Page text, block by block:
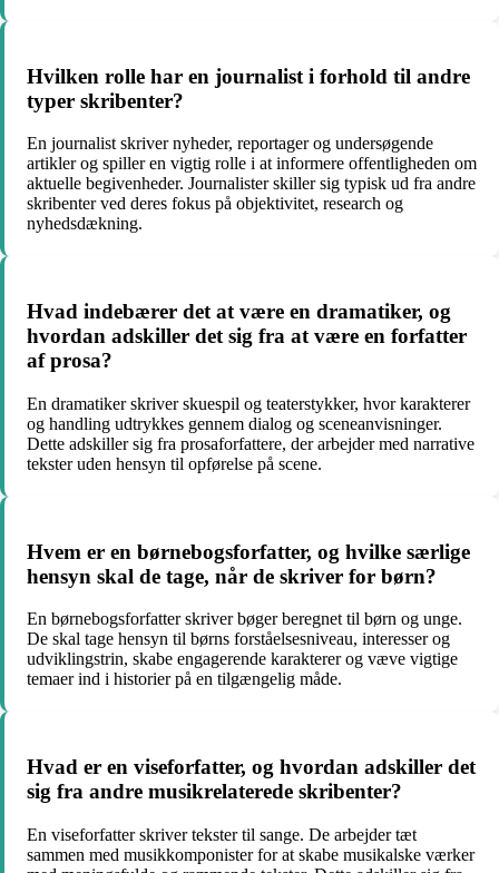
Hvilken rolle har en journalist i forhold til andre
typer skribenter?
En journalist skriver nyheder, reportager og undersøgende
artikler og spiller en vigtig rolle i at informere offentligheden om
aktuelle begivenheder. Journalister skiller sig typisk ud fra andre
skribenter ved deres fokus på objektivitet, research og
nyhedsdækning.
Hvad indebærer det at være en dramatiker, og
hvordan adskiller det sig fra at være en forfatter
af prosa?
En dramatiker skriver skuespil og teaterstykker, hvor karakterer
og handling udtrykkes gennem dialog og sceneanvisninger.
Dette adskiller sig fra prosaforfattere, der arbejder med narrative
tekster uden hensyn til opførelse på scene.
Hvem er en børnebogsforfatter, og hvilke særlige
hensyn skal de tage, når de skriver for børn?
En børnebogsforfatter skriver bøger beregnet til børn og unge.
De skal tage hensyn til børns forståelsesniveau, interesser og
udviklingstrin, skabe engagerende karakterer og væve vigtige
temaer ind i historier på en tilgængelig måde.
Hvad er en viseforfatter, og hvordan adskiller det
sig fra andre musikrelaterede skribenter?
En viseforfatter skriver tekster til sange. De arbejder tæt
sammen med musikkomponister for at skabe musikalske værker